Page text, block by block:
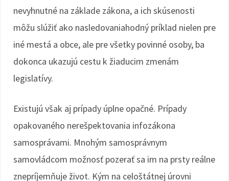
nevyhnutné na základe zákona, a ich skúsenosti
môžu slúžiť ako nasledovaniahodný príklad nielen pre
iné mestá a obce, ale pre všetky povinné osoby, ba
dokonca ukazujú cestu k žiaducim zmenám
legislatívy.
Existujú však aj prípady úplne opačné. Prípady
opakovaného nerešpektovania infozákona
samosprávami. Mnohým samosprávnym
samovládcom možnosť pozerať sa im na prsty reálne
znepríjemňuje život. Kým na celoštátnej úrovni